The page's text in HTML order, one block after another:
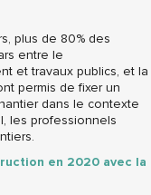
plus de 80% des
entre le
et travaux publics, et la
permis de fixer un
dans le contexte
les professionnels
en 2020 avec la